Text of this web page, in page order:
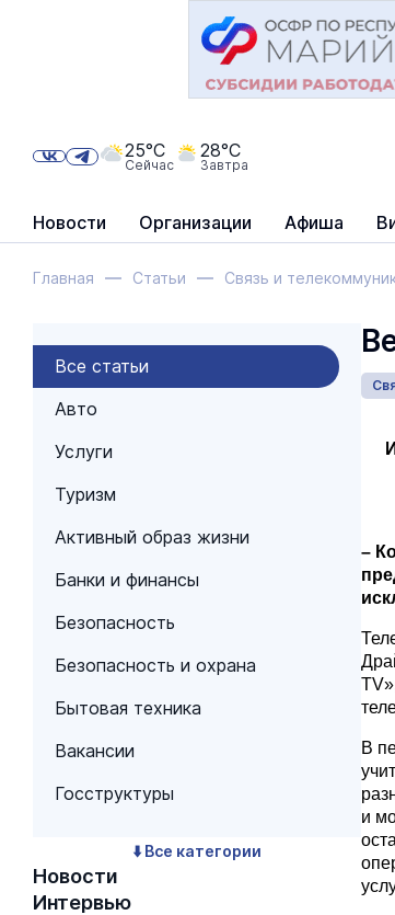
Новости Организации Афиша
25°C
Сейчас
28°C
Завтра
Главная Статьи Связь и
Все статьи
Авто
Услуги
Туризм
Активный образ жизни
Банки и финансы
Безопасность
Безопасность и охрана
Бытовая техника
Вакансии
Госструктуры
⬇️ Все категории
Новости
Интервью
–
В
и